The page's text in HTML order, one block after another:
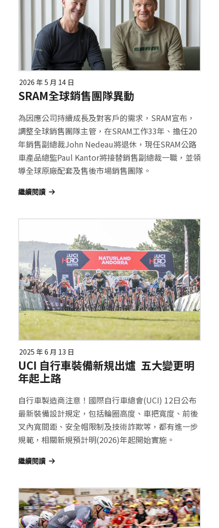
2026 年 5 月 14 日
SRAM全球銷售團隊異動
為因應公司持續成長及對客戶的需求，SRAM宣布，
調整全球銷售團隊主管，在SRAM工作33年、擔任20
年銷售副總裁John Nedeau將退休，現任SRAM公路
車產品總監Paul Kantor將接替銷售副總裁一職，並領
導全球原廠配套及售後市場銷售團隊。
繼續閱讀
2025 年 6 月 13 日
UCI 自行車裝備新規出爐 五大變更明
年起上路
自行車製造商注意！國際自行車總會(UCI) 12日公布
最新裝備設計規定，包括輪圈高度、車把寬度、前後
叉內寬間距、安全帽限制及技術詐欺等，都有進一步
規範，相關新規預計明(2026)年起開始實施。
繼續閱讀